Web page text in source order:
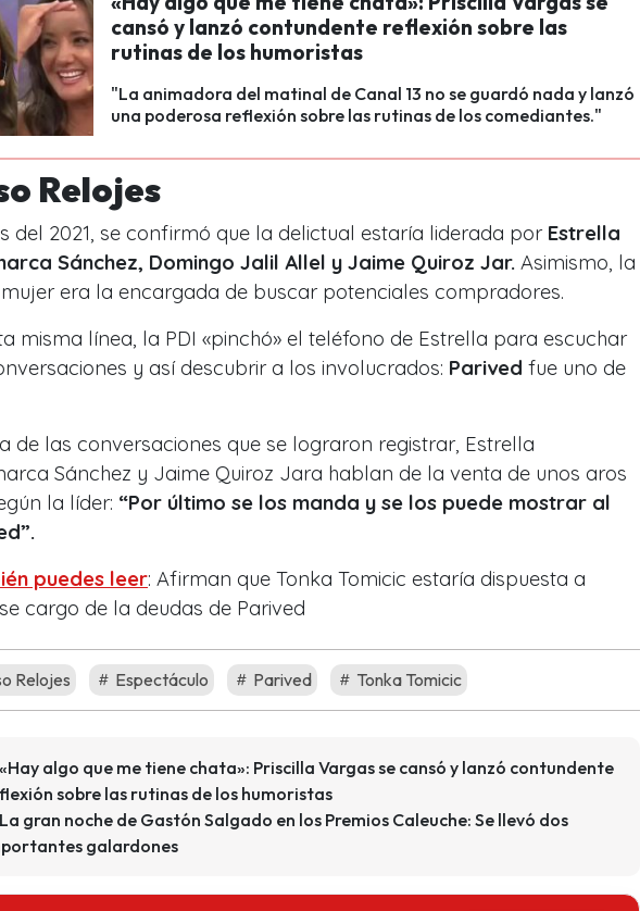
cansó y lanzó contundente reflexión sobre las
rutinas de los humoristas
"La animadora del matinal de Canal 13 no se guardó nada y lanzó
una poderosa reflexión sobre las rutinas de los comediantes."
Relojes
del 2021, se confirmó que la delictual estaría liderada por Estrella
Sánchez, Domingo Jalil Allel y Jaime Quiroz Jar. Asimismo, la
era la encargada de buscar potenciales compradores.
misma línea, la PDI «pinchó» el teléfono de Estrella para escuchar
y así descubrir a los involucrados: Parived fue uno de
de las conversaciones que se lograron registrar, Estrella
Sánchez y Jaime Quiroz Jara hablan de la venta de unos aros
la líder: “Por último se los manda y se los puede mostrar al
puedes leer: Afirman que Tonka Tomicic estaría dispuesta a
cargo de la deudas de Parived
Relojes Espectáculo Parived Tonka Tomicic
«Hay algo que me tiene chata»: Priscilla Vargas se cansó y lanzó contundente
sobre las rutinas de los humoristas
La gran noche de Gastón Salgado en los Premios Caleuche: Se llevó dos
galardones